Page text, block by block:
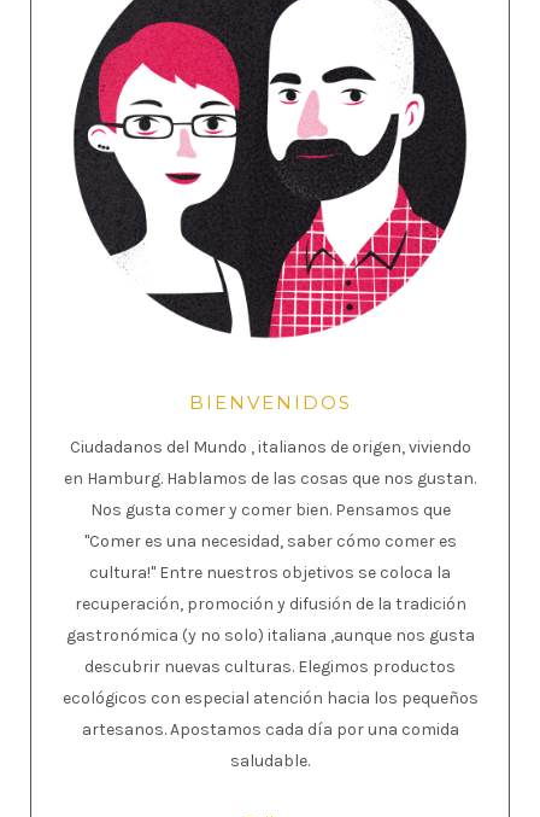
BIENVENIDOS
Ciudadanos del Mundo , italianos de origen, viviendo
en Hamburg. Hablamos de las cosas que nos gustan.
Nos gusta comer y comer bien. Pensamos que
"Comer es una necesidad, saber cómo comer es
cultura!" Entre nuestros objetivos se coloca la
recuperación, promoción y difusión de la tradición
gastronómica (y no solo) italiana ,aunque nos gusta
descubrir nuevas culturas. Elegimos productos
ecológicos con especial atención hacia los pequeños
artesanos. Apostamos cada día por una comida
saludable.